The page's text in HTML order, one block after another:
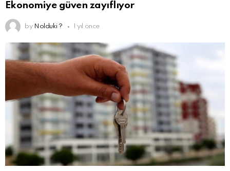
Ekonomiye güven zayıflıyor
by Nolduki ? 1 yıl önce